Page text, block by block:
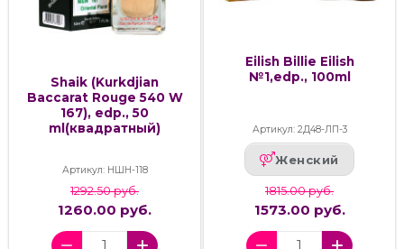
Shaik (Kurkdjian
Baccarat Rouge 540 W
167), edp., 50
ml(квадратный)
Артикул: НШН-118
1292.50 руб.
1260.00 руб.
Eilish Billie Eilish
№1,edp., 100ml
Артикул: 2Д48-ЛП-3
Женский
1815.00 руб.
1573.00 руб.